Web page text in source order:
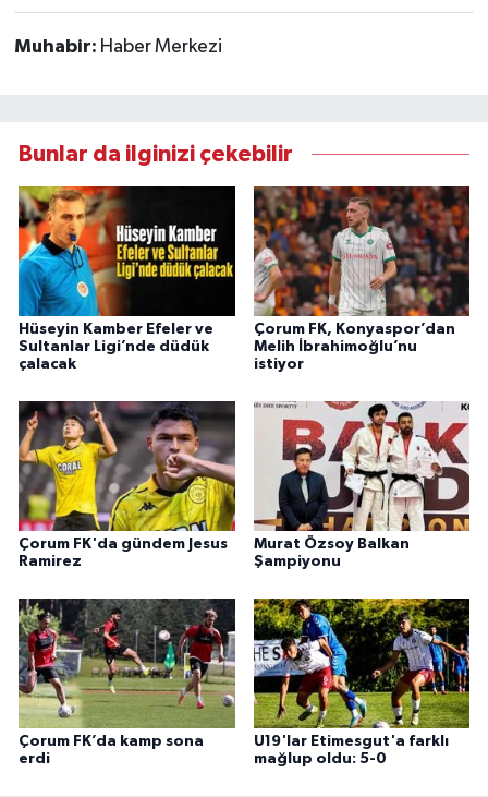
Muhabir: Haber Merkezi
Bunlar da ilginizi çekebilir
Hüseyin Kamber Efeler ve
Sultanlar Ligi’nde düdük
çalacak
Çorum FK, Konyaspor’dan
Melih İbrahimoğlu’nu
istiyor
Çorum FK'da gündem Jesus
Ramirez
Murat Özsoy Balkan
Şampiyonu
Çorum FK’da kamp sona
erdi
U19'lar Etimesgut'a farklı
mağlup oldu: 5-0